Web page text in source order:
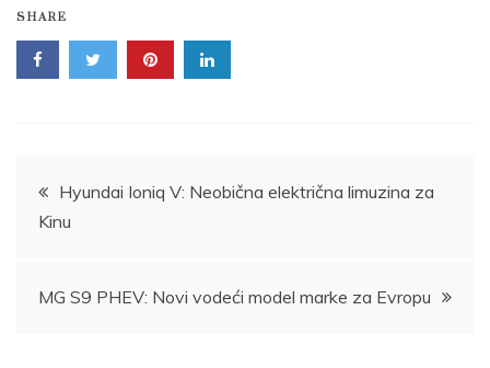
SHARE
Post
navigation
Hyundai Ioniq V: Neobična električna limuzina za
Kinu
MG S9 PHEV: Novi vodeći model marke za Evropu